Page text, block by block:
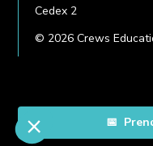
Cedex 2
© 2026 Crews
📅